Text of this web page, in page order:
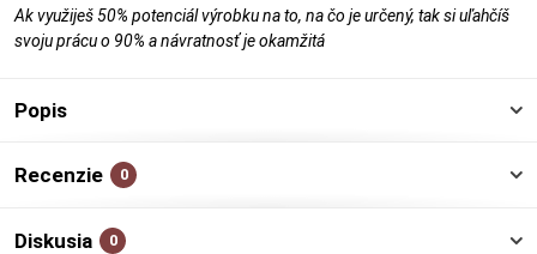
Ak využiješ 50% potenciál výrobku na to, na čo je určený, tak si uľahčíš
svoju prácu o 90% a návratnosť je okamžitá
Popis
Recenzie 0
Diskusia 0